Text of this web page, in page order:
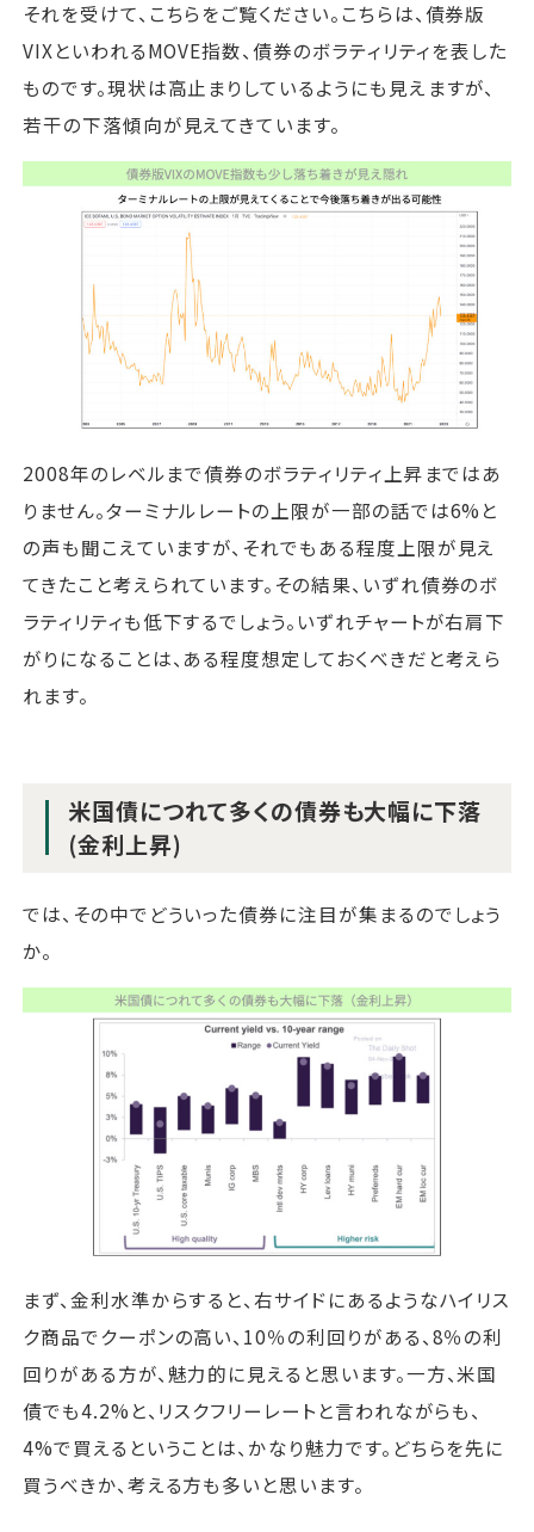
それを受けて、こちらをご覧ください。こちらは、債券版
VIXといわれるMOVE指数、債券のボラティリティを表した
ものです。現状は高止まりしているようにも見えますが、
若干の下落傾向が見えてきています。
2008年のレベルまで債券のボラティリティ上昇まではあ
りません。ターミナルレートの上限が一部の話では6%と
の声も聞こえていますが、それでもある程度上限が見え
てきたこと考えられています。その結果、いずれ債券のボ
ラティリティも低下するでしょう。いずれチャートが右肩下
がりになることは、ある程度想定しておくべきだと考えら
れます。
米国債につれて多くの債券も大幅に下落
(金利上昇)
では、その中でどういった債券に注目が集まるのでしょう
か。
まず、金利水準からすると、右サイドにあるようなハイリス
ク商品でクーポンの高い、10％の利回りがある、8％の利
回りがある方が、魅力的に見えると思います。一方、米国
債でも4.2%と、リスクフリーレートと言われながらも、
4%で買えるということは、かなり魅力です。どちらを先に
買うべきか、考える方も多いと思います。